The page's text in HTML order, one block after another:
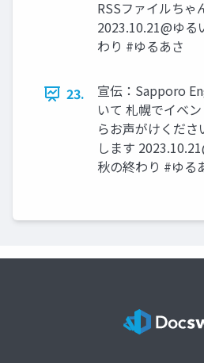
RSSファイルちゃ
2023.10.21@ゆる
わり #ゆるあさ
23.
宣伝：Sapporo
いて 札幌でイベ
らお声がけくださ
します
秋の終わり #ゆる